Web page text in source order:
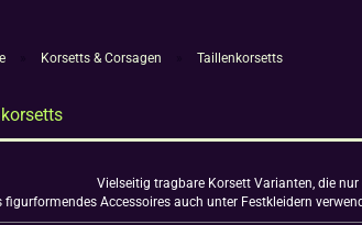
Korsetts & Corsagen Taillenkorsetts
Vielseitig tragbare Korsett Varianten, die
figurformendes Accessoires auch unter Festkleidern